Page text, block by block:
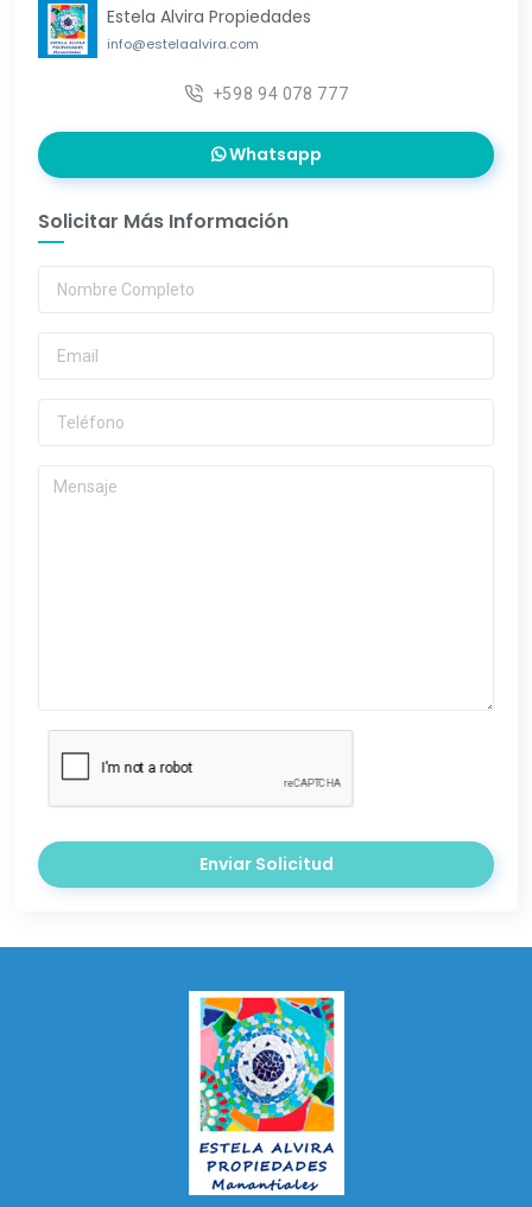
Estela Alvira Propiedades
info@estelaalvira.com
+598 94 078 777
Whatsapp
Solicitar Más Información
Enviar Solicitud